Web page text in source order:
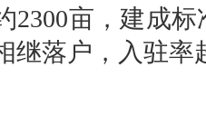
2300亩，建成
继落户，入驻率